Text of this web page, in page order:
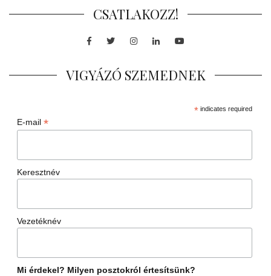
CSATLAKOZZ!
Facebook
TwitterInstagram
LinkedInYoutube
VIGYÁZÓ SZEMEDNEK
*indicates required
E-mail *
Keresztnév
Vezetéknév
Mi érdekel? Milyen posztokról értesítsünk?